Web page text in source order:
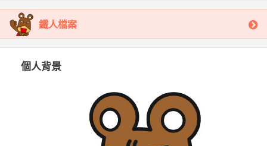
鐵人檔案
個人背景